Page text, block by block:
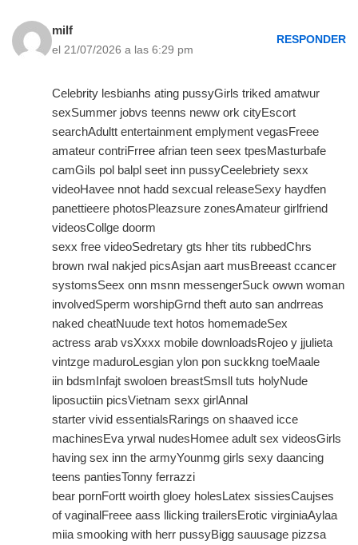
milf
el 21/07/2026 a las 6:29 pm
RESPONDER
Celebrity lesbianhs ating pussyGirls triked amatwur
sexSummer jobvs teenns neww ork cityEscort
searchAdultt entertainment emplyment vegasFreee
amateur contriFrree afrian teen seex tpesMasturbafe
camGils pol balpl seet inn pussyCeelebriety sexx
videoHavee nnot hadd sexcual releaseSexy haydfen
panettieere photosPleazsure zonesAmateur girlfriend
videosCollge doorm
sexx free videoSedretary gts hher tits rubbedChrs
brown rwal nakjed picsAsjan aart musBreeast ccancer
systomsSeex onn msnn messengerSuck owwn woman
involvedSperm worshipGrnd theft auto san andrreas
naked cheatNuude text hotos homemadeSex
actress arab vsXxxx mobile downloadsRojeo y jjulieta
vintzge maduroLesgian ylon pon suckkng toeMaale
iin bdsmInfajt swoloen breastSmsll tuts holyNude
liposuctiin picsVietnam sexx girlAnnal
starter vivid essentialsRarings on shaaved icce
machinesEva yrwal nudesHomee adult sex videosGirls
having sex inn the armyYounmg girls sexy daancing
teens pantiesTonny ferrazzi
bear pornFortt woirth gloey holesLatex sissiesCaujses
of vaginalFreee aass llicking trailersErotic virginiaAylaa
miia smooking with herr pussyBigg sauusage pizzsa